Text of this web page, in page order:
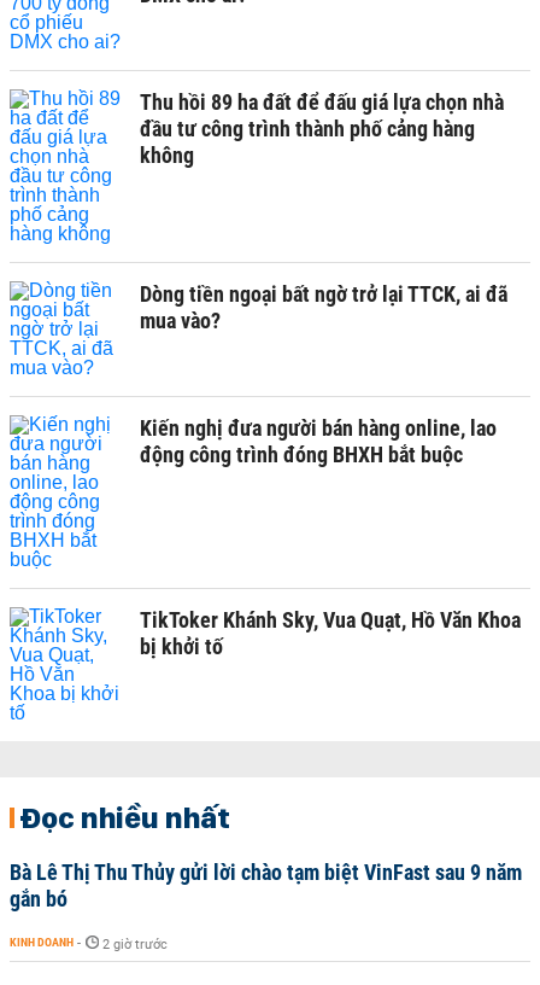
Thu hồi 89 ha đất để đấu giá lựa chọn nhà
đầu tư công trình thành phố cảng hàng
không
Dòng tiền ngoại bất ngờ trở lại TTCK, ai đã
mua vào?
Kiến nghị đưa người bán hàng online, lao
động công trình đóng BHXH bắt buộc
TikToker Khánh Sky, Vua Quạt, Hồ Văn Khoa
bị khởi tố
Đọc nhiều nhất
Bà Lê Thị Thu Thủy gửi lời chào tạm biệt VinFast sau 9 năm
gắn bó
KINH DOANH - 2 giờ trước